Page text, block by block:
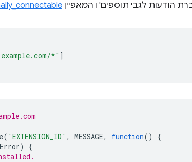
הודעות לגבי תוספים' ו המאפיין
*" ]
( 'EXTENSION_ID' , MESSAGE, function()
{
)
{